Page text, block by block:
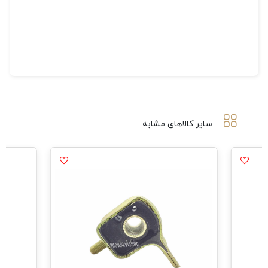
سایر کالاهای مشابه